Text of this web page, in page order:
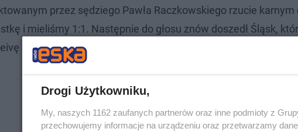
przez sędziego Pawła Raczkowskiego rzucie karnym
i mieliśmy 1:1. Następnie do głosu znów doszedł Śląsk,
na pojedynek oko w oko z bramkarzem. Hiszpan nie pomylił
Drogi Użytkowniku,
My, naszych 1162 zaufanych partnerów oraz inne podmioty z
przechowujemy informacje na urządzeniu oraz przetwarzamy